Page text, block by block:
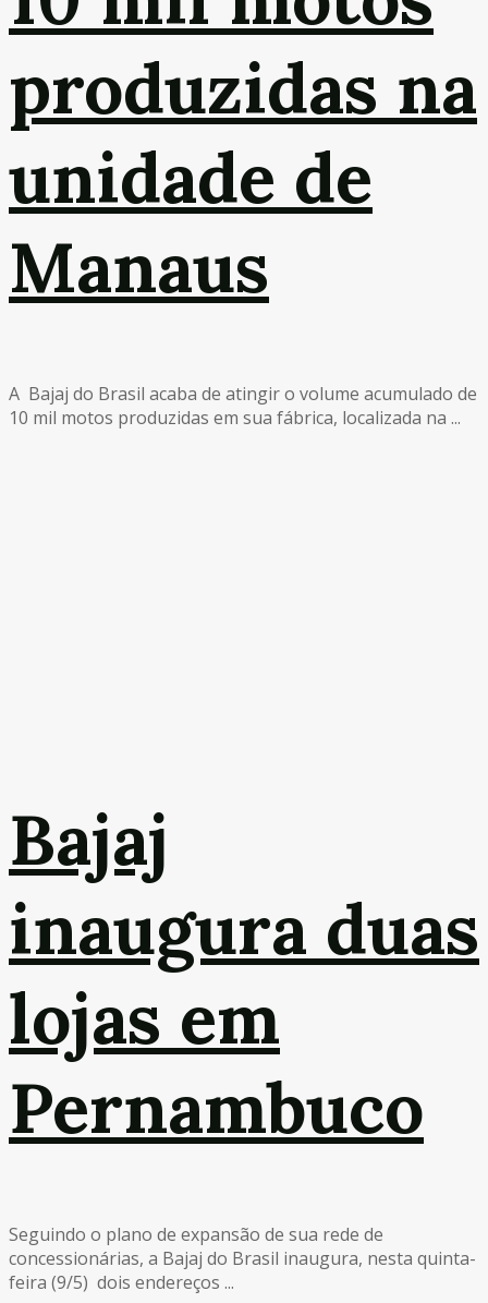
produzidas na
unidade de
Manaus
A Bajaj do Brasil acaba de atingir o volume acumulado de
10 mil motos produzidas em sua fábrica, localizada na ...
Bajaj
inaugura duas
lojas em
Pernambuco
Seguindo o plano de expansão de sua rede de
concessionárias, a Bajaj do Brasil inaugura, nesta quinta-
feira (9/5) dois endereços ...